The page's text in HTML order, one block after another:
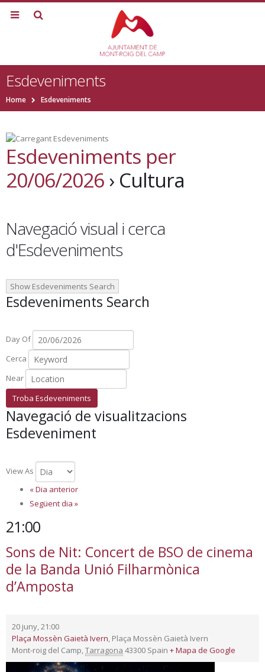
Esdeveniments
Home Esdeveniments
Esdeveniments per
20/06/2026› Cultura
Navegació visual i cerca
d'Esdeveniments
Show Esdeveniments Search
Esdeveniments Search
Day Of
Cerca
Near
Navegació de visualitzacions
Esdeveniment
View As
«Dia anterior
Següent dia »
21:00
Sons de Nit: Concert de BSO de cinema
de la Banda Unió Filharmònica
d’Amposta
20 juny, 21:00
Plaça Mossèn Gaietà Ivern, Plaça Mossèn Gaietà Ivern
Mont-roig del Camp,Tarragona 43300 Spain + Mapa de Google